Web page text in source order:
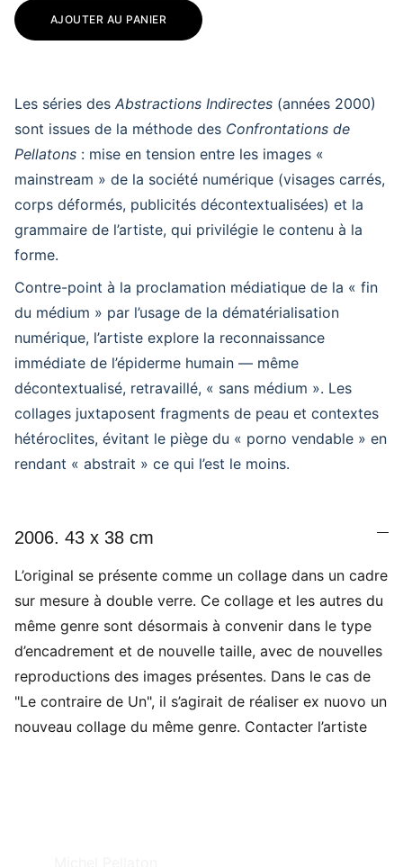
AJOUTER AU PANIER
Les séries des Abstractions Indirectes (années 2000)
sont issues de la méthode des Confrontations de
Pellatons : mise en tension entre les images «
mainstream » de la société numérique (visages carrés,
corps déformés, publicités décontextualisées) et la
grammaire de l’artiste, qui privilégie le contenu à la
forme.
Contre-point à la proclamation médiatique de la « fin
du médium » par l’usage de la dématérialisation
numérique, l’artiste explore la reconnaissance
immédiate de l’épiderme humain — même
décontextualisé, retravaillé, « sans médium ». Les
collages juxtaposent fragments de peau et contextes
hétéroclites, évitant le piège du « porno vendable » en
rendant « abstrait » ce qui l’est le moins.
2006. 43 x 38 cm
L’original se présente comme un collage dans un cadre
sur mesure à double verre. Ce collage et les autres du
même genre sont désormais à convenir dans le type
d’encadrement et de nouvelle taille, avec de nouvelles
reproductions des images présentes. Dans le cas de
"Le contraire de Un", il s’agirait de réaliser ex nuovo un
nouveau collage du même genre. Contacter l’artiste